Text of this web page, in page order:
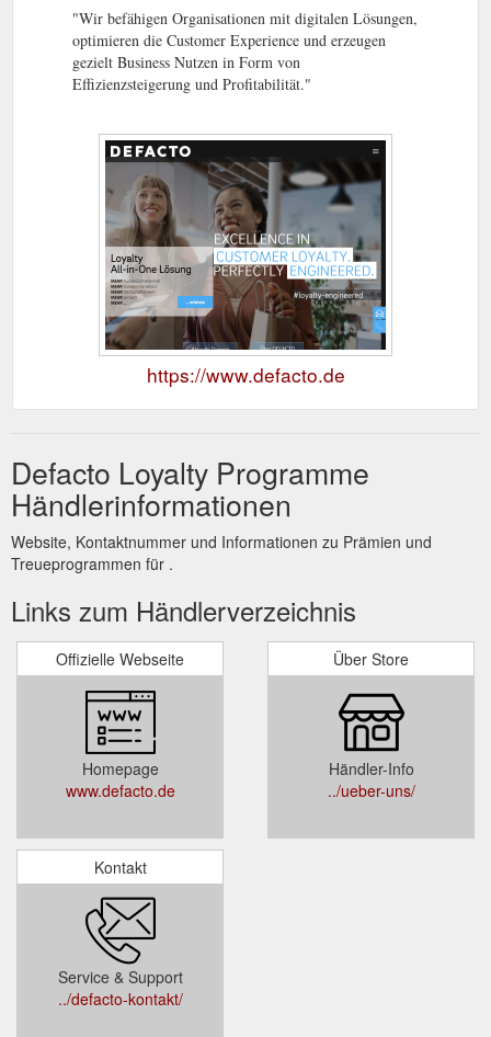
"Wir befähigen Organisationen mit digitalen Lösungen,
optimieren die Customer Experience und erzeugen
gezielt Business Nutzen in Form von
Effizienzsteigerung und Profitabilität."
https://www.defacto.de
Defacto Loyalty Programme
Händlerinformationen
Website, Kontaktnummer und Informationen zu Prämien und
Treueprogrammen für .
Links zum Händlerverzeichnis
Offizielle Webseite
Homepage
www.defacto.de
Über Store
Händler-Info
../ueber-uns/
Kontakt
Service & Support
../defacto-kontakt/